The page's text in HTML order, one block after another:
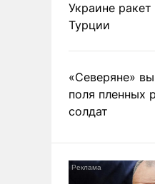
Украине ракет
Турции
«Северяне»
поля пленных
солдат